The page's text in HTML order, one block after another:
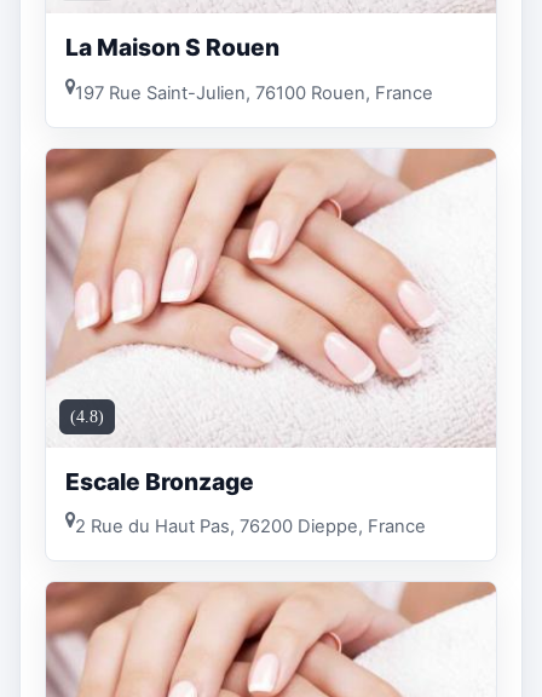
La Maison S Rouen
197 Rue Saint-Julien, 76100 Rouen, France
(4.8)
Escale Bronzage
2 Rue du Haut Pas, 76200 Dieppe, France